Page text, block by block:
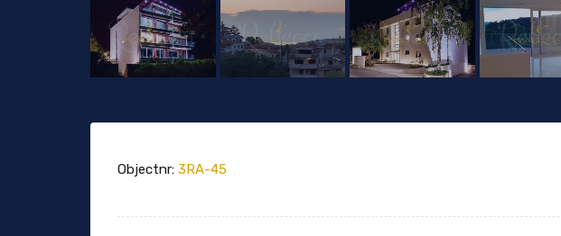
Objectnr: 3RA-45